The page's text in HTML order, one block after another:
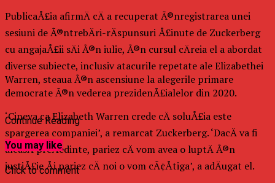
PublicaÅ£ia afirmÄ cÄ a recuperat Ã®nregistrarea unei
sesiuni de Ã®ntrebÄri-rÄspunsuri Å£inute de Zuckerberg
cu angajaÅ£ii sÄi Ã®n iulie, Ã®n cursul cÄreia el a abordat
diverse subiecte, inclusiv atacurile repetate ale Elizabethei
Warren, steaua Ã®n ascensiune la alegerile primare
democrate Ã®n vederea prezidenÅ£ialelor din 2020.
‘Cineva ca Elizabeth Warren crede cÄ soluÅ£ia este
spargerea companiei’, a remarcat Zuckerberg. ‘DacÄ va fi
aleasÄ preÅedinte, pariez cÄ vom avea o luptÄ Ã®n
justiÅ£ie Åi pariez cÄ noi o vom cÃ¢Åtiga’, a adÄugat el.
Continue Reading
You may like
Click to comment